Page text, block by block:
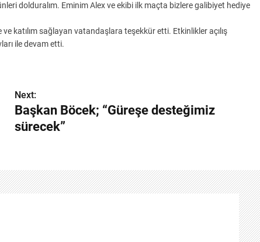
dolduralım. Eminim Alex ve ekibi ilk maçta bizlere galibiyet hediye
katılım sağlayan vatandaşlara teşekkür etti. Etkinlikler açılış
ile devam etti.
Next:
Başkan Böcek; “Güreşe desteğimiz
sürecek”